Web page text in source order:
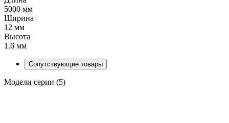
5000 мм
Ширина
12 мм
Высота
1.6 мм
Сопутствующие товары
Модели серии (5)